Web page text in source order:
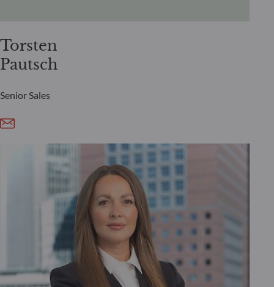
Torsten
Pautsch
Senior Sales